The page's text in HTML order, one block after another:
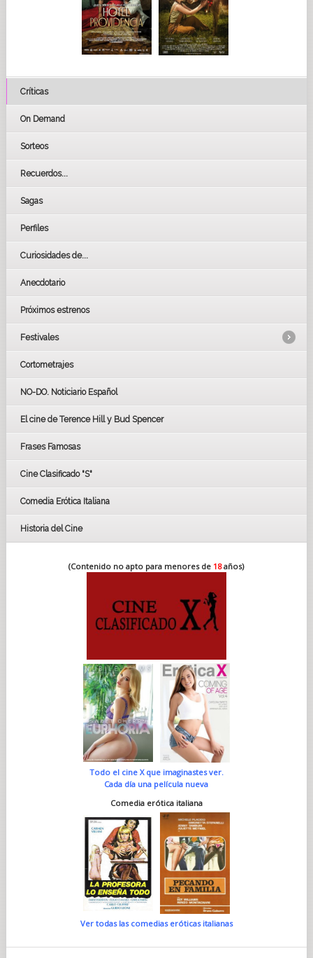
Críticas
On Demand
Sorteos
Recuerdos...
Sagas
Perfiles
Curiosidades de...
Anecdotario
Próximos estrenos
Festivales
LOS OSCARS
GOYAS
BAFTA
Cortometrajes
NO-DO. Noticiario Español
El cine de Terence Hill y Bud Spencer
Frases Famosas
Cine Clasificado "S"
Comedia Erótica Italiana
Historia del Cine
(Contenido no apto para menores de 18años)
Todo el cine X que imaginastes ver.
Cada día una película nueva
Comedia erótica italiana
Ver todas las comedias eróticas italianas